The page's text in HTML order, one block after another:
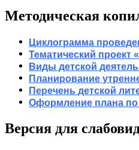
Методическая
Циклограмма
Тематический проект
Виды детской
Планирование
Перечень детской
Оформление плана по
Версия для